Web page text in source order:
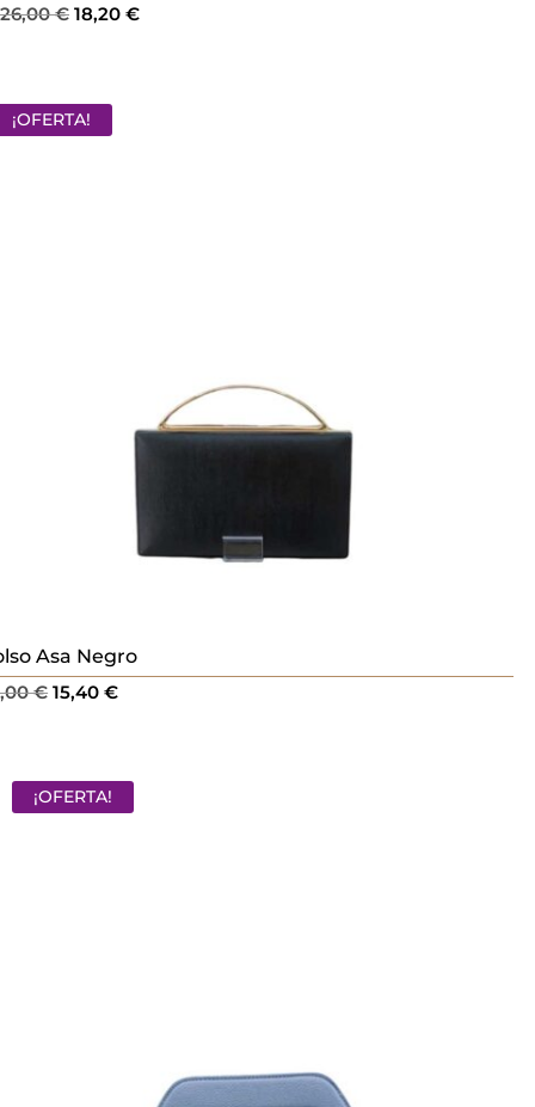
26,00€ El
era:
26,00 €.
18,20 €El
¡OFERTA!
Asa Negro
€ El
era:
22,00 €.
15,40€El
es:
15,40 €.
¡OFERTA!